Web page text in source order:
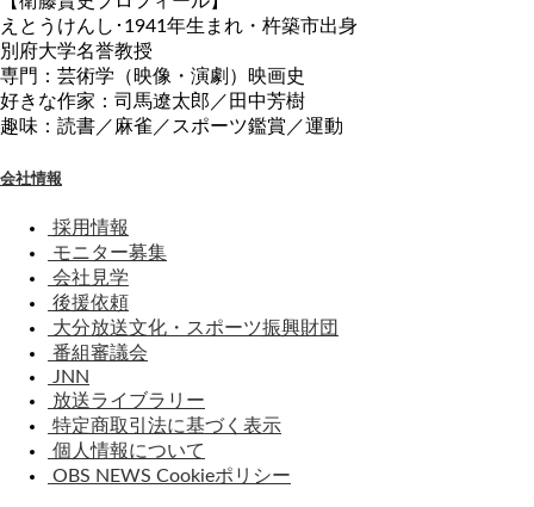
えとうけんし･1941年生まれ・杵築市出身
別府大学名誉教授
専門：芸術学（映像・演劇）映画史
好きな作家：司馬遼太郎／田中芳樹
趣味：読書／麻雀／スポーツ鑑賞／運動
会社情報
採用情報
モニター募集
会社見学
後援依頼
大分放送文化・スポーツ振興財団
番組審議会
JNN
放送ライブラリー
特定商取引法に基づく表示
個人情報について
OBS NEWS Cookieポリシー